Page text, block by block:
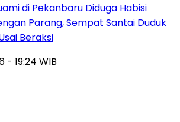
di Pekanbaru Diduga Habisi
Parang, Sempat Santai Duduk
Beraksi
- 19:24 WIB